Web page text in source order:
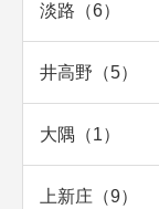
淡路（6）
井高野（5）
大隅（1）
上新庄（9）